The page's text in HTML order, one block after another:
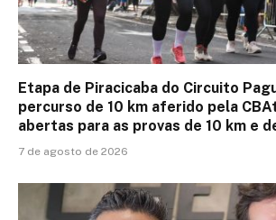
Etapa de Piracicaba do Circuito
percurso de 10 km aferido pela
abertas para as provas de 10 km e
7 de agosto de 2026